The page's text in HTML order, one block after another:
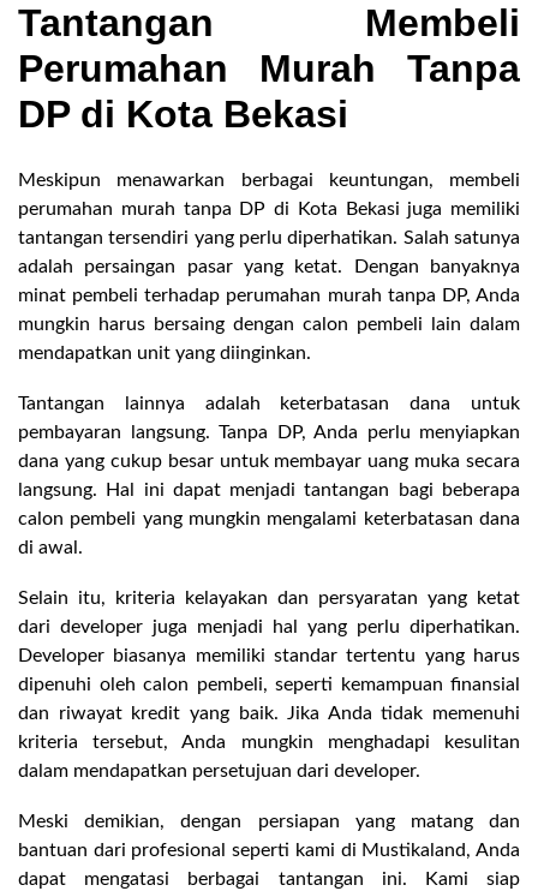
Tantangan Membeli
Perumahan Murah Tanpa
DP di Kota Bekasi
Meskipun menawarkan berbagai keuntungan, membeli
perumahan murah tanpa DP di Kota Bekasi juga memiliki
tantangan tersendiri yang perlu diperhatikan. Salah satunya
adalah persaingan pasar yang ketat. Dengan banyaknya
minat pembeli terhadap perumahan murah tanpa DP, Anda
mungkin harus bersaing dengan calon pembeli lain dalam
mendapatkan unit yang diinginkan.
Tantangan lainnya adalah keterbatasan dana untuk
pembayaran langsung. Tanpa DP, Anda perlu menyiapkan
dana yang cukup besar untuk membayar uang muka secara
langsung. Hal ini dapat menjadi tantangan bagi beberapa
calon pembeli yang mungkin mengalami keterbatasan dana
di awal.
Selain itu, kriteria kelayakan dan persyaratan yang ketat
dari developer juga menjadi hal yang perlu diperhatikan.
Developer biasanya memiliki standar tertentu yang harus
dipenuhi oleh calon pembeli, seperti kemampuan finansial
dan riwayat kredit yang baik. Jika Anda tidak memenuhi
kriteria tersebut, Anda mungkin menghadapi kesulitan
dalam mendapatkan persetujuan dari developer.
Meski demikian, dengan persiapan yang matang dan
bantuan dari profesional seperti kami di Mustikaland, Anda
dapat mengatasi berbagai tantangan ini. Kami siap